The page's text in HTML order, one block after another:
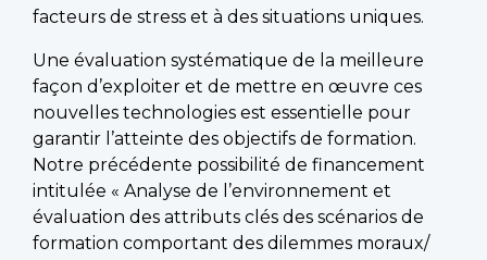
facteurs de stress et à des situations uniques.
Une évaluation systématique de la meilleure
façon d’exploiter et de mettre en œuvre ces
nouvelles technologies est essentielle pour
garantir l’atteinte des objectifs de formation.
Notre précédente possibilité de financement
intitulée « Analyse de l’environnement et
évaluation des attributs clés des scénarios de
formation comportant des dilemmes moraux/